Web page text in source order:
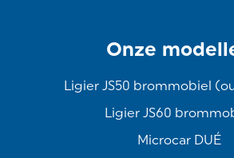
Onze
Ligier JS50 brommobiel
Ligier JS60
Microcar DUÉ